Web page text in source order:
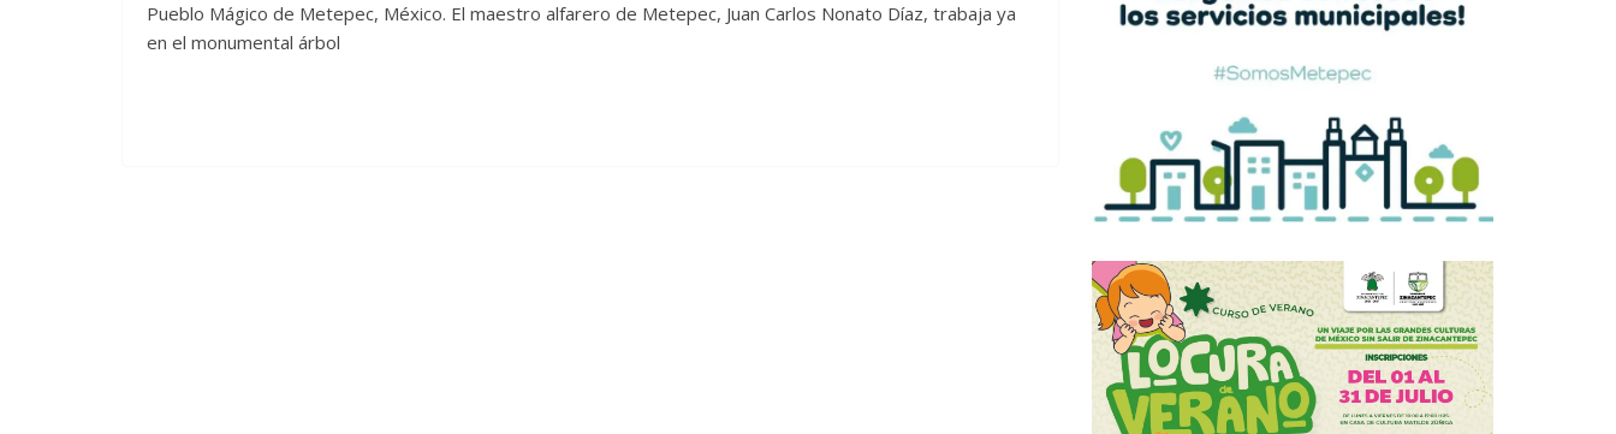
Pueblo Mágico de Metepec, México. El maestro alfarero de Metepec, Juan Carlos Nonato Díaz, trabaja ya
en el monumental árbol